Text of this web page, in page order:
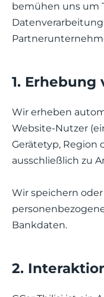
bemühen uns um
1. Erhebung
Wir erheben
Website-Nutzer
Gerätetyp, Region
ausschließlich zu
Wir speichern
Bankdaten.
2.